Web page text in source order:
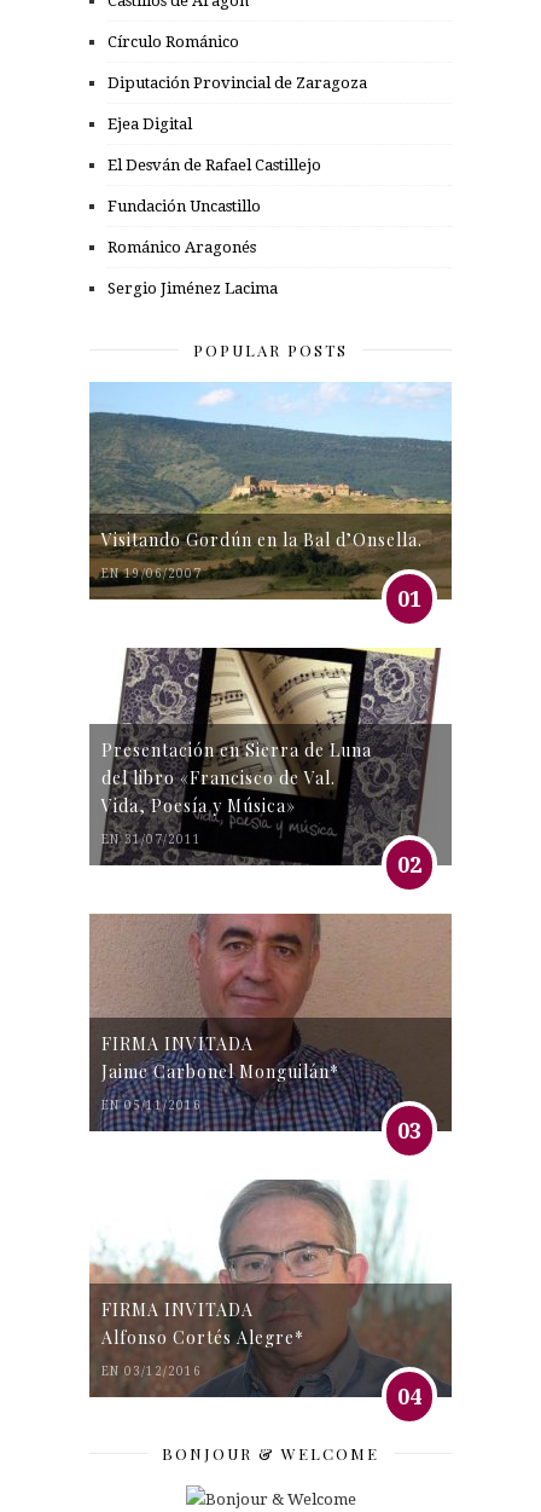
Círculo Románico
Diputación Provincial de Zaragoza
Ejea Digital
El Desván de Rafael Castillejo
Fundación Uncastillo
Románico Aragonés
Sergio Jiménez Lacima
POPULAR POSTS
Visitando Gordún en la Bal d’Onsella.
EN 19/06/2007
01
Presentación en Sierra de Luna
del libro «Francisco de Val.
Vida, Poesía y Música»
EN 31/07/2011
02
FIRMA INVITADA
Jaime Carbonel Monguilán*
EN 05/11/2016
03
FIRMA INVITADA
Alfonso Cortés Alegre*
EN 03/12/2016
04
BONJOUR & WELCOME